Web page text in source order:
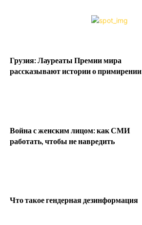
Грузия: Лауреаты Премии мира
рассказывают истории о примирении
Война с женским лицом: как СМИ
работать, чтобы не навредить
Что такое гендерная дезинформация